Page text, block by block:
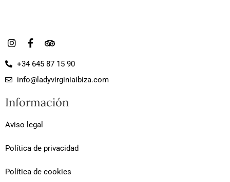
I
n
t
a
a
F
a
c
e
b
o
k
f
T
r
i
p
a
d
v
i
+34 645 87 15 90
info@ladyvirginiaibiza.com
Información
Aviso legal
Política de privacidad
Política de cookies